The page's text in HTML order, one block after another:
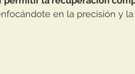
en la precisión y